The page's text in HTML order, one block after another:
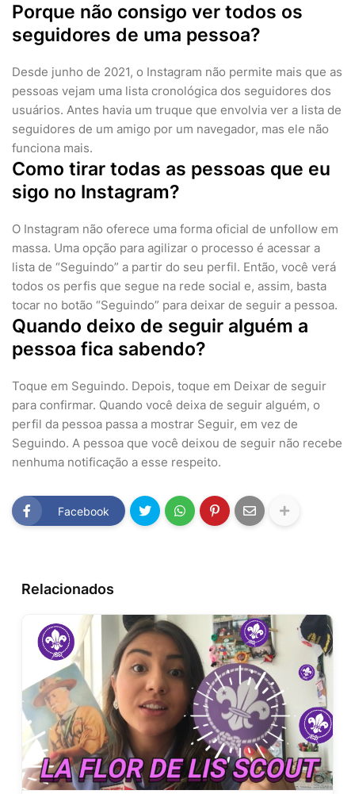
Porque não consigo ver todos os
seguidores de uma pessoa?
Desde junho de 2021, o Instagram não permite mais que as
pessoas vejam uma lista cronológica dos seguidores dos
usuários. Antes havia um truque que envolvia ver a lista de
seguidores de um amigo por um navegador, mas ele não
funciona mais.
Como tirar todas as pessoas que eu
sigo no Instagram?
O Instagram não oferece uma forma oficial de unfollow em
massa. Uma opção para agilizar o processo é acessar a
lista de “Seguindo” a partir do seu perfil. Então, você verá
todos os perfis que segue na rede social e, assim, basta
tocar no botão “Seguindo” para deixar de seguir a pessoa.
Quando deixo de seguir alguém a
pessoa fica sabendo?
Toque em Seguindo. Depois, toque em Deixar de seguir
para confirmar. Quando você deixa de seguir alguém, o
perfil da pessoa passa a mostrar Seguir, em vez de
Seguindo. A pessoa que você deixou de seguir não recebe
nenhuma notificação a esse respeito.
Facebook
Relacionados